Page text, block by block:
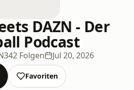
DAZN - Der
Podcast
342 Folgen Jul 20, 2026
Favoriten